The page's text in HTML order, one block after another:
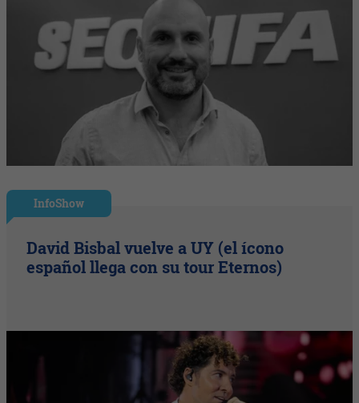
InfoShow
David Bisbal vuelve a UY (el ícono
español llega con su tour Eternos)